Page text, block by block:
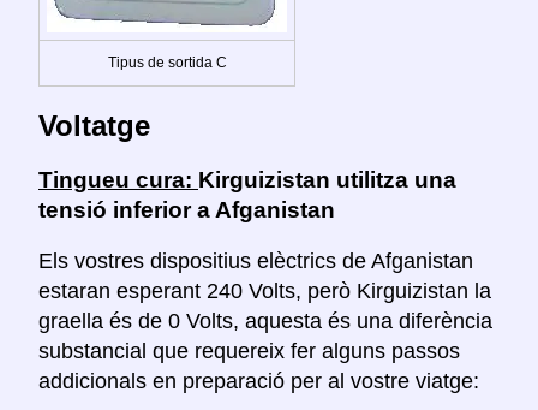
Tipus de sortida C
Voltatge
Tingueu cura: Kirguizistan utilitza una
tensió inferior a Afganistan
Els vostres dispositius elèctrics de Afganistan
estaran esperant 240 Volts, però Kirguizistan la
graella és de 0 Volts, aquesta és una diferència
substancial que requereix fer alguns passos
addicionals en preparació per al vostre viatge: